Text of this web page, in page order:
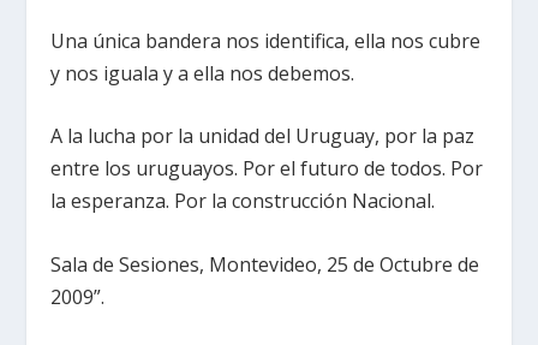
Una única bandera nos identifica, ella nos cubre
y nos iguala y a ella nos debemos.
A la lucha por la unidad del Uruguay, por la paz
entre los uruguayos. Por el futuro de todos. Por
la esperanza. Por la construcción Nacional.
Sala de Sesiones, Montevideo, 25 de Octubre de
2009”.